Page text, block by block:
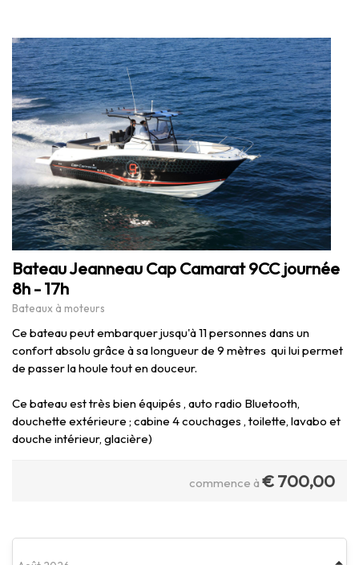
Bateau Jeanneau Cap Camarat 9CC journée
8h - 17h
Bateaux à moteurs
Ce bateau peut embarquer jusqu'à 11 personnes dans un
confort absolu grâce à sa longueur de 9 mètres qui lui permet
de passer la houle tout en douceur.
Ce bateau est très bien équipés , auto radio Bluetooth,
douchette extérieure ; cabine 4 couchages , toilette, lavabo et
douche intérieur, glacière)
commence à €700,00